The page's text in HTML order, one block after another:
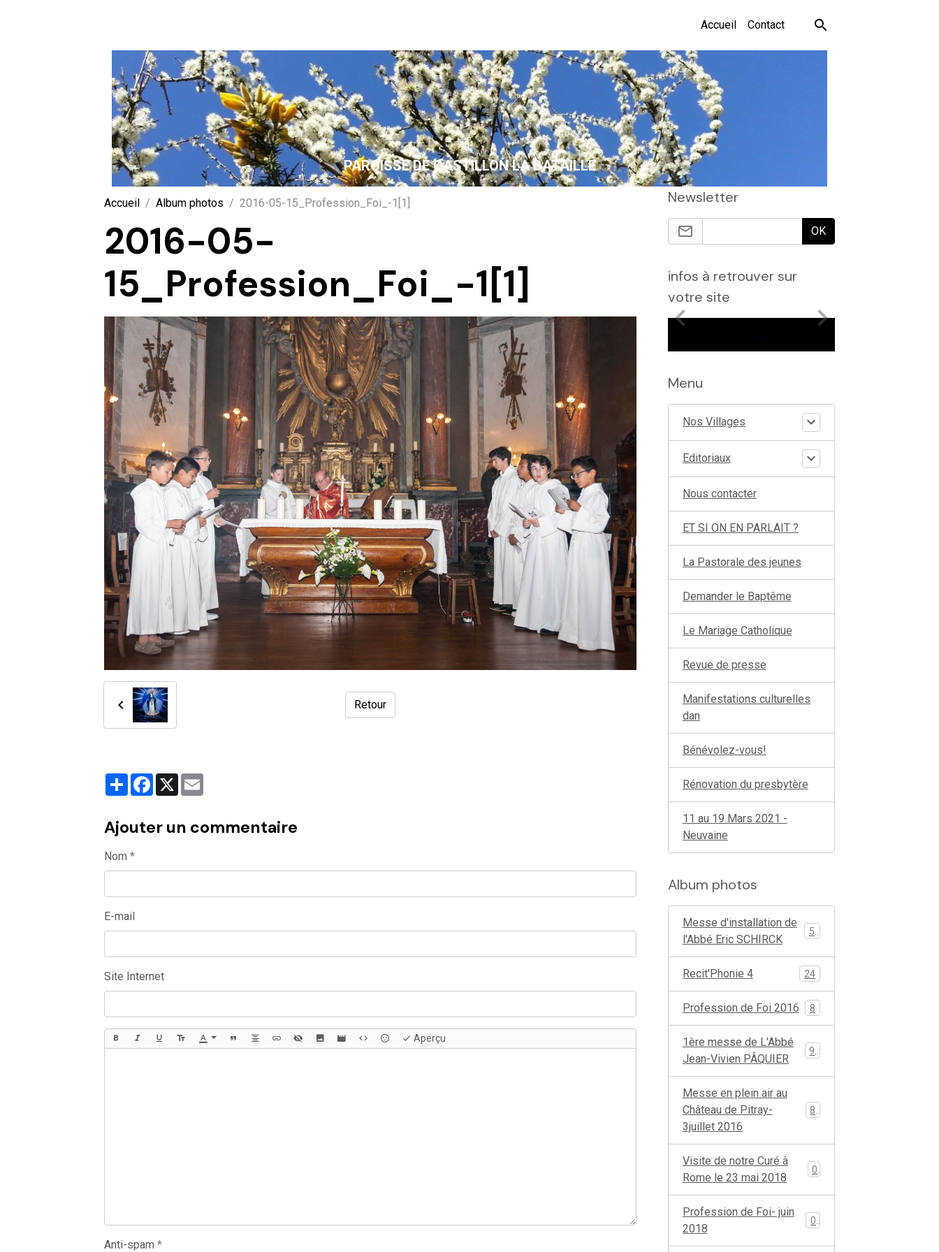
Accueil Contact
PAROISSE DE CASTILLON LA BATAILLE
Accueil Album photos 2016-05-15_Profession_Foi_-1[1]
2016-05-
15_Profession_Foi_-1[1]
Retour
PartagerFacebook
X
Ajouter un commentaire
Nom
E-mail
Site Internet
Aperçu
Anti-spam
Newsletter
OK
infos à retrouver sur
votre site
Menu
Nos Villages
Editoriaux
Nous contacter
ET SI ON EN PARLAIT ?
La Pastorale des jeunes
Demander le Baptême
Le Mariage Catholique
Revue de presse
Manifestations culturelles
dan
Bénévolez-vous!
Rénovation du presbytère
11 au 19 Mars 2021 -
Neuvaine
Album photos
Messe d'installation de
l'Abbé Eric SCHIRCK
Recit'Phonie 4 24
Profession de Foi 2016 8
1ère messe de L'Abbé
Jean-Vivien PÂQUIER
Messe en plein air au
Château de Pitray-
3juillet 2016
Visite de notre Curé à
Rome le 23 mai 2018
Profession de Foi- juin
2018